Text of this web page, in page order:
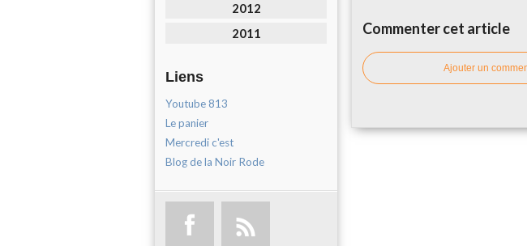
2012
2011
Liens
Youtube 813
Le panier
Mercredi c'est
Blog de la Noir Rode
Commenter cet article
Ajouter un